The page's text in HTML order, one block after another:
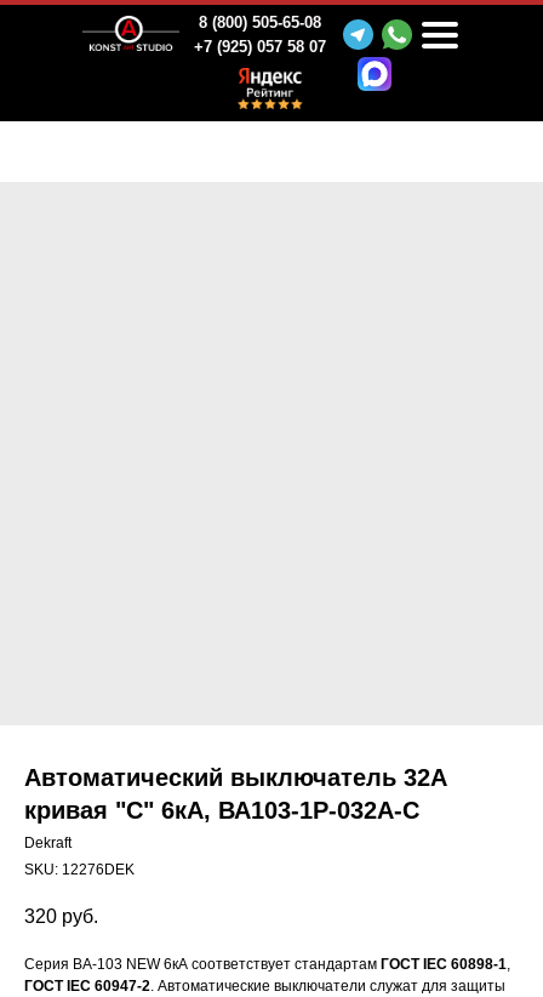
+7 (925) 057 58 07
8 (800) 505-65-08
Автоматический выключатель 32А
кривая "С" 6кА, ВА103-1P-032A-C
Dekraft
SKU: 12276DEK
320 руб.
Серия ВА-103 NEW 6кА соответствует стандартам ГОСТ IEC 60898-1,
ГОСТ IEC 60947-2. Автоматические выключатели служат для защиты